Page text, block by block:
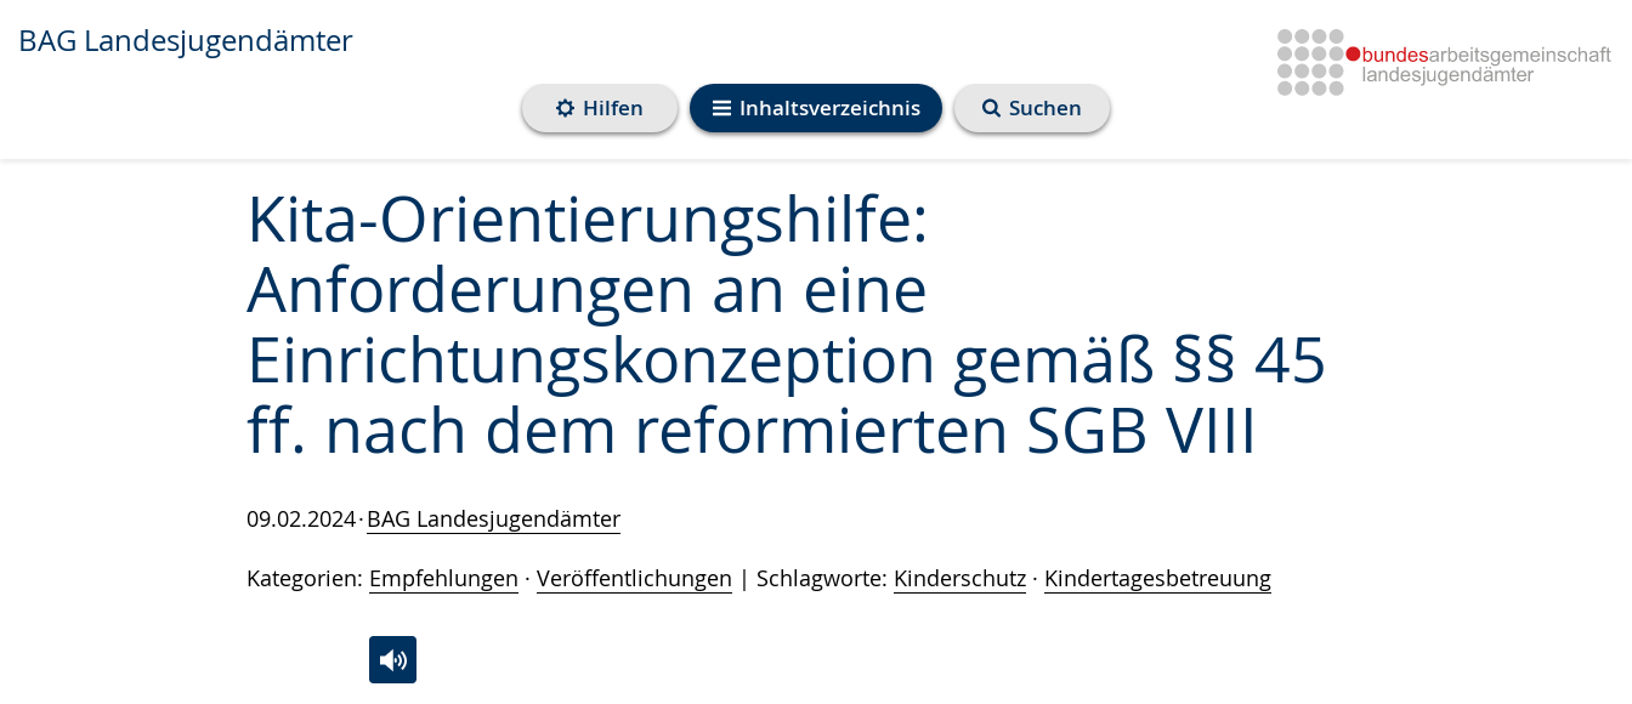
BAG Landesjugendämter
Inhaltsverzeichnis
Hilfen Suchen
Kita-Orientierungshilfe:
Anforderungen an eine
Einrichtungskonzeption gemäß §§ 45
ff. nach dem reformierten SGB VIII
09.02.2024 BAG Landesjugendämter
Kategorien: Empfehlungen · Veröffentlichungen Schlagworte: Kinderschutz · Kindertagesbetreuung